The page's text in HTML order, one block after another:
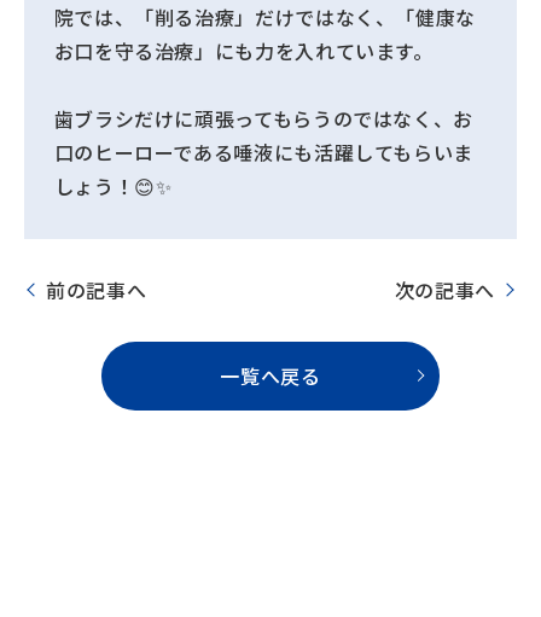
院では、「削る治療」だけではなく、「健康な
お口を守る治療」にも力を入れています。
歯ブラシだけに頑張ってもらうのではなく、お
口のヒーローである唾液にも活躍してもらいま
しょう！😊✨
前の記事へ 次の記事へ
一覧へ戻る